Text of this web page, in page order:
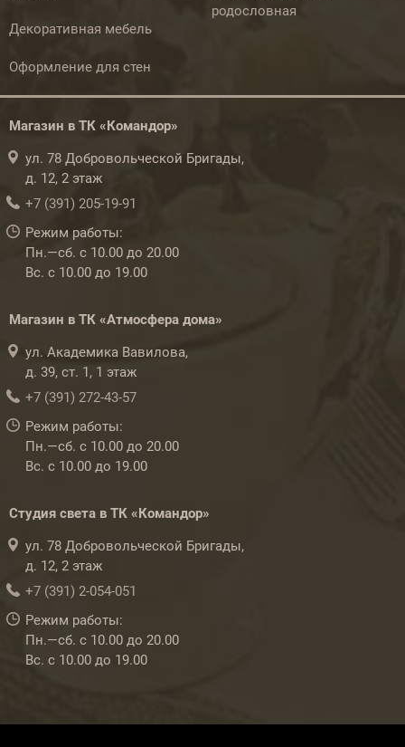
Декоративная мебель
Оформление для стен
родословная
Магазин в ТК «Командор»
ул. 78 Добровольческой Бригады,
д. 12, 2 этаж
+7 (391) 205-19-91
Режим работы:
Пн.—сб. с 10.00 до 20.00
Вс. с 10.00 до 19.00
Магазин в ТК «Атмосфера дома»
ул. Академика Вавилова,
д. 39, ст. 1, 1 этаж
+7 (391) 272-43-57
Режим работы:
Пн.—сб. с 10.00 до 20.00
Вс. с 10.00 до 19.00
Студия света в ТК «Командор»
ул. 78 Добровольческой Бригады,
д. 12, 2 этаж
+7 (391) 2-054-051
Режим работы:
Пн.—сб. с 10.00 до 20.00
Вс. с 10.00 до 19.00